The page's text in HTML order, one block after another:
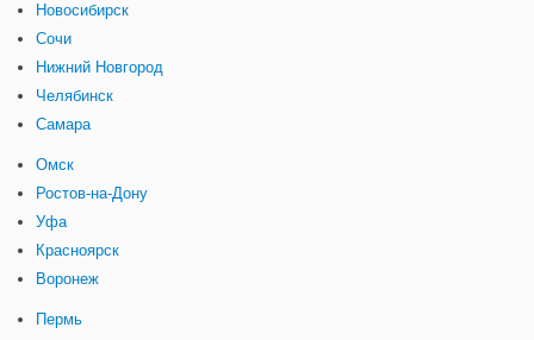
Новосибирск
Сочи
Нижний Новгород
Челябинск
Самара
Омск
Ростов-на-Дону
Уфа
Красноярск
Воронеж
Пермь